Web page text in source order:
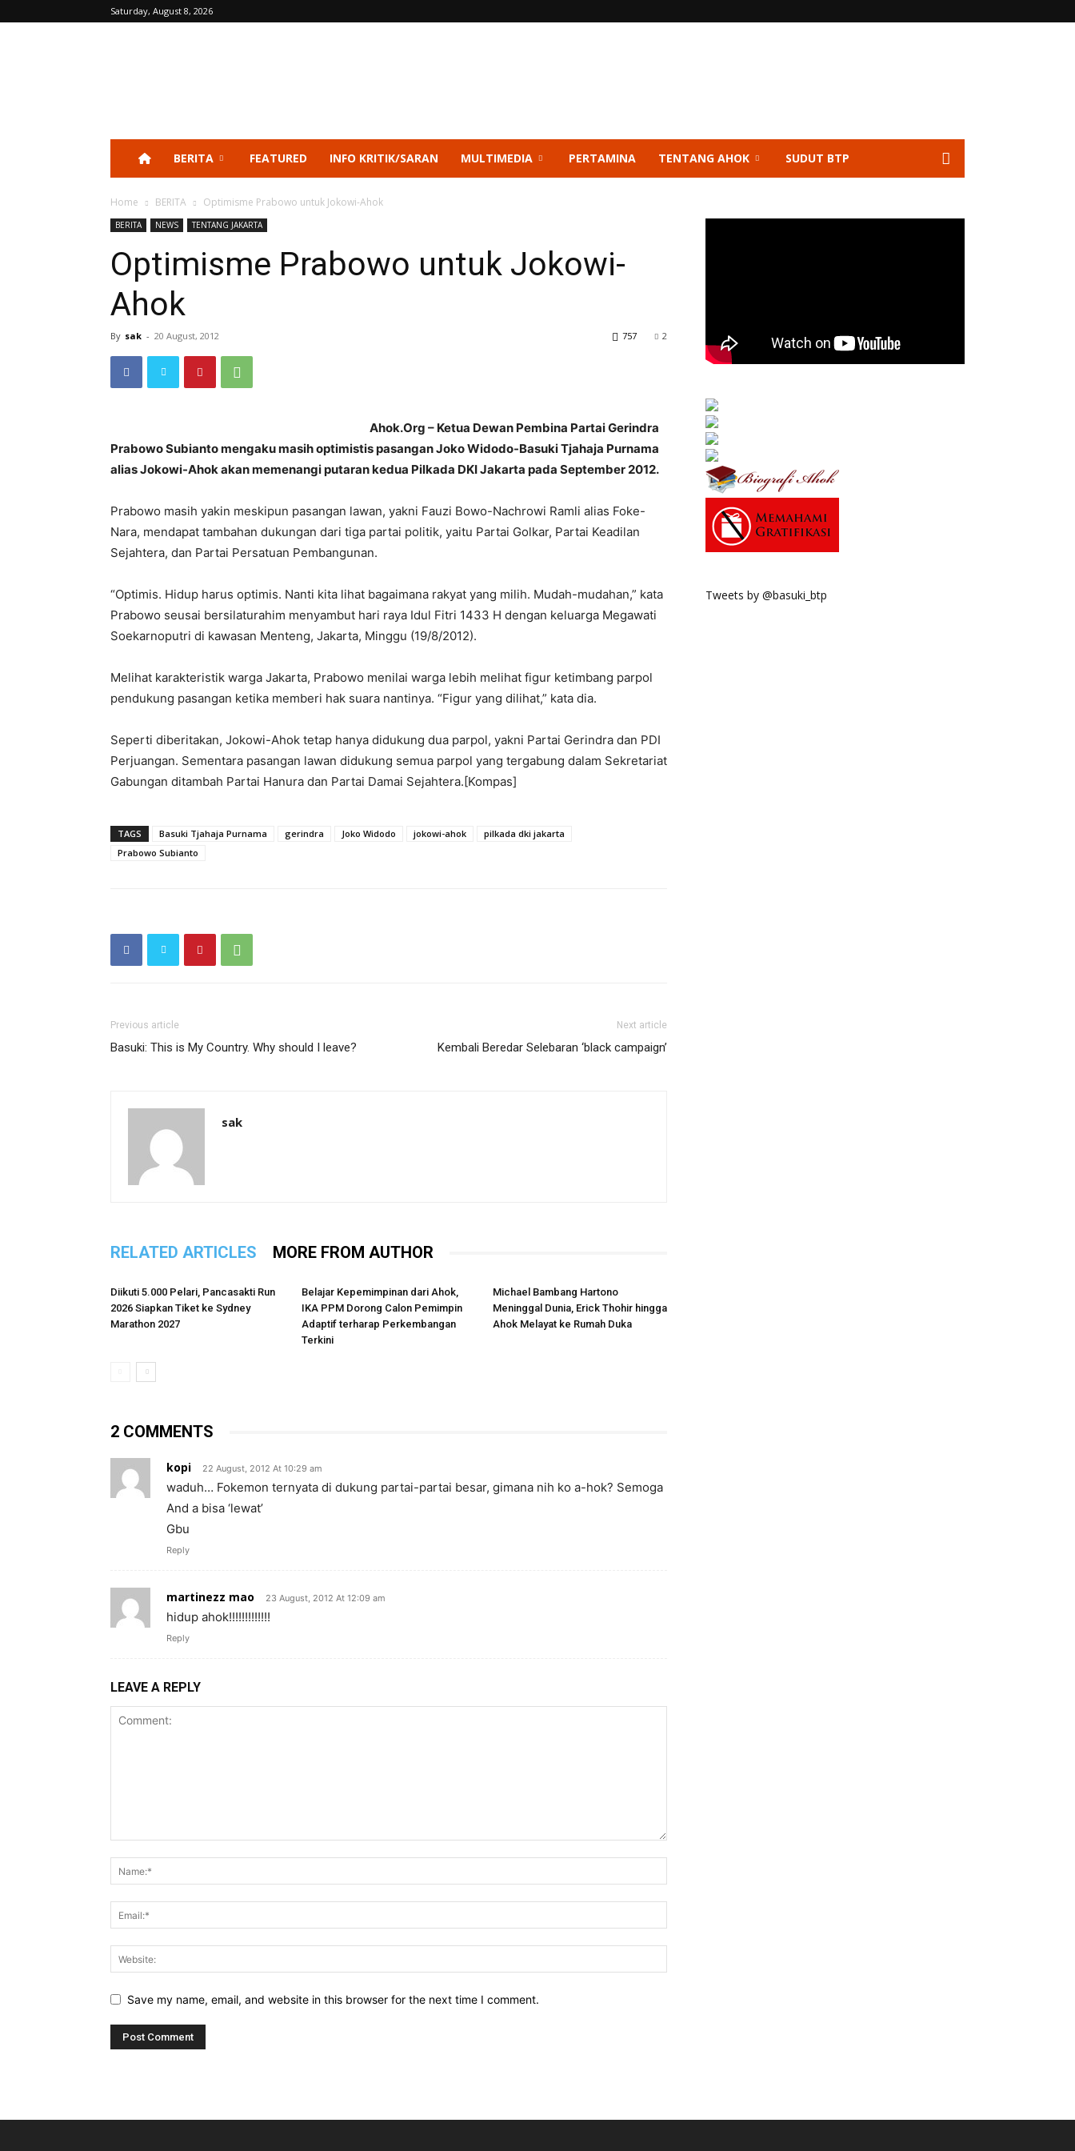
Saturday, August 8, 2026
BERITA FEATURED INFO KRITIK/SARAN MULTIMEDIA PERTAMINA TENTANG AHOK SUDUT BTP
Home BERITA Optimisme Prabowo untuk Jokowi-Ahok
BERITA NEWS TENTANG JAKARTA
Optimisme Prabowo untuk Jokowi-
Ahok
By sak - 20 August, 2012 2
757
Ahok.Org – Ketua Dewan Pembina Partai Gerindra
Prabowo Subianto mengaku masih optimistis pasangan Joko Widodo-Basuki Tjahaja Purnama
alias Jokowi-Ahok akan memenangi putaran kedua Pilkada DKI Jakarta pada September 2012.
Prabowo masih yakin meskipun pasangan lawan, yakni Fauzi Bowo-Nachrowi Ramli alias Foke-
Nara, mendapat tambahan dukungan dari tiga partai politik, yaitu Partai Golkar, Partai Keadilan
Sejahtera, dan Partai Persatuan Pembangunan.
“Optimis. Hidup harus optimis. Nanti kita lihat bagaimana rakyat yang milih. Mudah-mudahan,” kata
Prabowo seusai bersilaturahim menyambut hari raya Idul Fitri 1433 H dengan keluarga Megawati
Soekarnoputri di kawasan Menteng, Jakarta, Minggu (19/8/2012).
Melihat karakteristik warga Jakarta, Prabowo menilai warga lebih melihat figur ketimbang parpol
pendukung pasangan ketika memberi hak suara nantinya. “Figur yang dilihat,” kata dia.
Seperti diberitakan, Jokowi-Ahok tetap hanya didukung dua parpol, yakni Partai Gerindra dan PDI
Perjuangan. Sementara pasangan lawan didukung semua parpol yang tergabung dalam Sekretariat
Gabungan ditambah Partai Hanura dan Partai Damai Sejahtera.[Kompas]
TAGS Basuki Tjahaja Purnama gerindra Joko Widodo jokowi-ahok
pilkada dki jakarta
Prabowo Subianto
Previous article
Basuki: This is My Country. Why should I leave?
Next article
Kembali Beredar Selebaran ‘black campaign’
sak
RELATED ARTICLES MORE FROM AUTHOR
Diikuti 5.000 Pelari, Pancasakti Run
2026 Siapkan Tiket ke Sydney
Marathon 2027
Belajar Kepemimpinan dari Ahok,
IKA PPM Dorong Calon Pemimpin
Adaptif terharap Perkembangan
Terkini
Michael Bambang Hartono
Meninggal Dunia, Erick Thohir hingga
Ahok Melayat ke Rumah Duka
2 COMMENTS
kopi 22 August, 2012 At 10:29 am
waduh… Fokemon ternyata di dukung partai-partai besar, gimana nih ko a-hok? Semoga
And a bisa ‘lewat’
Gbu
Reply
martinezz mao 23 August, 2012 At 12:09 am
hidup ahok!!!!!!!!!!!!!
Reply
LEAVE A REPLY
Save my name, email, and website in this browser for the next time I comment.
Tweets by @basuki_btp